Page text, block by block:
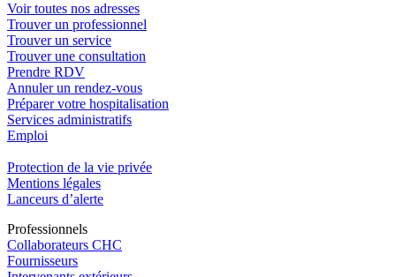
Voir toutes nos adresses
Trouver un professionnel
Trouver un service
Trouver une consultation
Prendre RDV
Annuler un rendez-vous
Préparer votre hospitalisation
Services administratifs
Emploi​
Protection de la vie privée
Mentions légales
Lanceurs d’alerte
Professionnels
Collaborateurs CHC
Fournisseurs